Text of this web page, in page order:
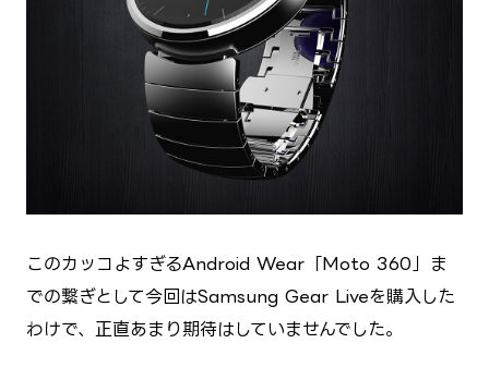
このカッコよすぎるAndroid Wear「Moto 360」ま
での繋ぎとして今回はSamsung Gear Liveを購入した
わけで、正直あまり期待はしていませんでした。